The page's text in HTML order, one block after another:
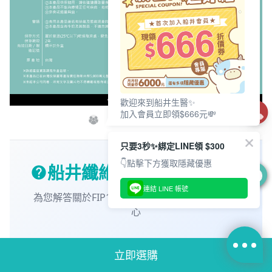
立即選購
船井纖維粉 常見問題 FAQ
為您解答關於FIP100纖維粉的疑問，讓挑選更安
心
船井FIP100纖維粉什麼時候吃？為
歡迎來到船井生醫✨
加入會員立即領$666元💸
只要3秒✨綁定LINE領 $300
👇點擊下方獲取隱藏優惠
連結 LINE 帳號